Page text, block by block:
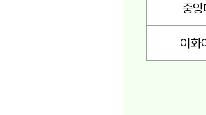
중
이화